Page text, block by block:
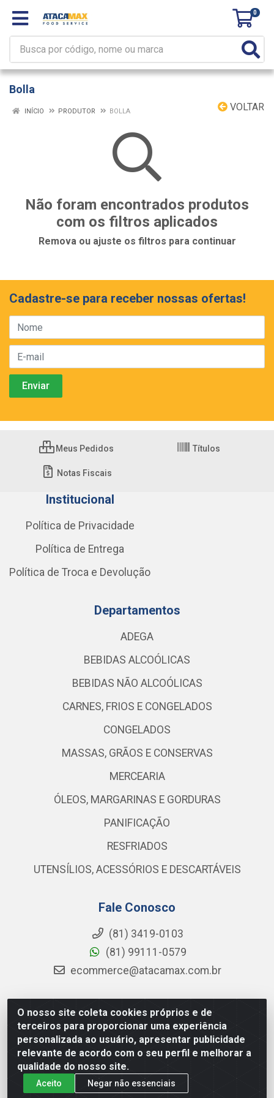
0
Bolla
VOLTAR
INÍCIO PRODUTOR BOLLA
Não foram encontrados produtos
com os filtros aplicados
Remova ou ajuste os filtros para continuar
O nosso site coleta cookies próprios e de
terceiros para proporcionar uma experiência
personalizada ao usuário, apresentar publicidade
relevante de acordo com o seu perfil e melhorar a
qualidade do nosso site.
Aceito
Negar não essenciais
Cadastre-se para receber nossas ofertas!
Meus Pedidos Títulos
Notas Fiscais
Institucional
Política de Privacidade
Política de Entrega
Política de Troca e Devolução
Departamentos
ADEGA
BEBIDAS ALCOÓLICAS
BEBIDAS NÃO ALCOÓLICAS
CARNES, FRIOS E CONGELADOS
CONGELADOS
MASSAS, GRÃOS E CONSERVAS
MERCEARIA
ÓLEOS, MARGARINAS E GORDURAS
PANIFICAÇÃO
RESFRIADOS
UTENSÍLIOS, ACESSÓRIOS E DESCARTÁVEIS
Fale Conosco
(81) 3419-0103
(81) 99111-0579
ecommerce@atacamax.com.br
Atacamax Importadora de Alimentos LTDA - RODOVIA BR-
101 - SUL, KM 79,60 GP E GALPAO:D - Muribeca, Jaboatão dos
Guararapes - PE, 54355-010 - CNPJ 08.305.623/0001-84